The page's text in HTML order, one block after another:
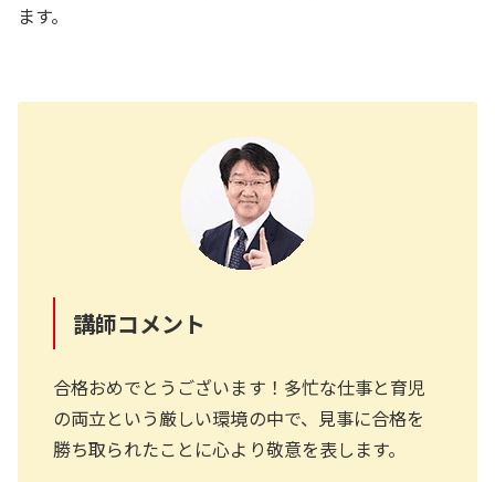
ます。
講師コメント
合格おめでとうございます！多忙な仕事と育児
の両立という厳しい環境の中で、見事に合格を
勝ち取られたことに心より敬意を表します。